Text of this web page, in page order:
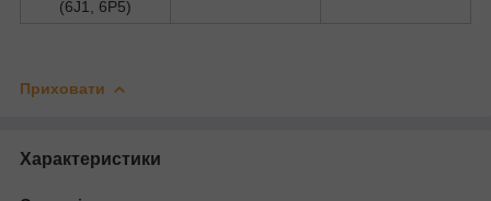
(6J1, 6P5)
Приховати
Характеристики